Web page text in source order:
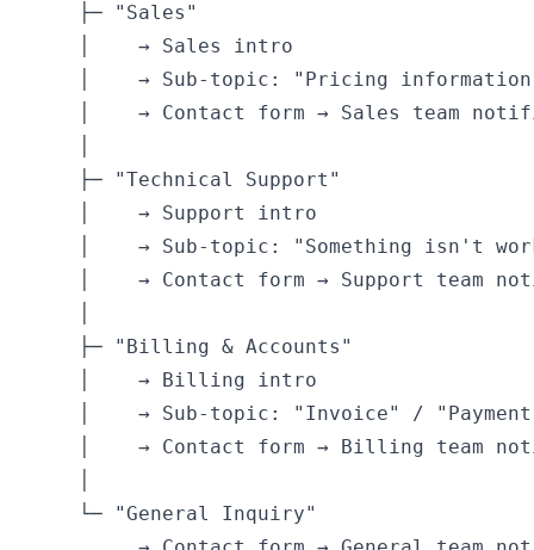
     ├─ "Sales"
     │    → Sales intro
│    → Sub-topic: "Pricing
│    → Contact form → Sales team
     ├─ "Technical Support"
     │    → Support intro
│    → Sub-topic: "Something isn't
│    → Contact form → Support team
     ├─ "Billing & Accounts"
     │    → Billing intro
│    → Sub-topic: "Invoice" /
│    → Contact form → Billing team
     └─ "General Inquiry"